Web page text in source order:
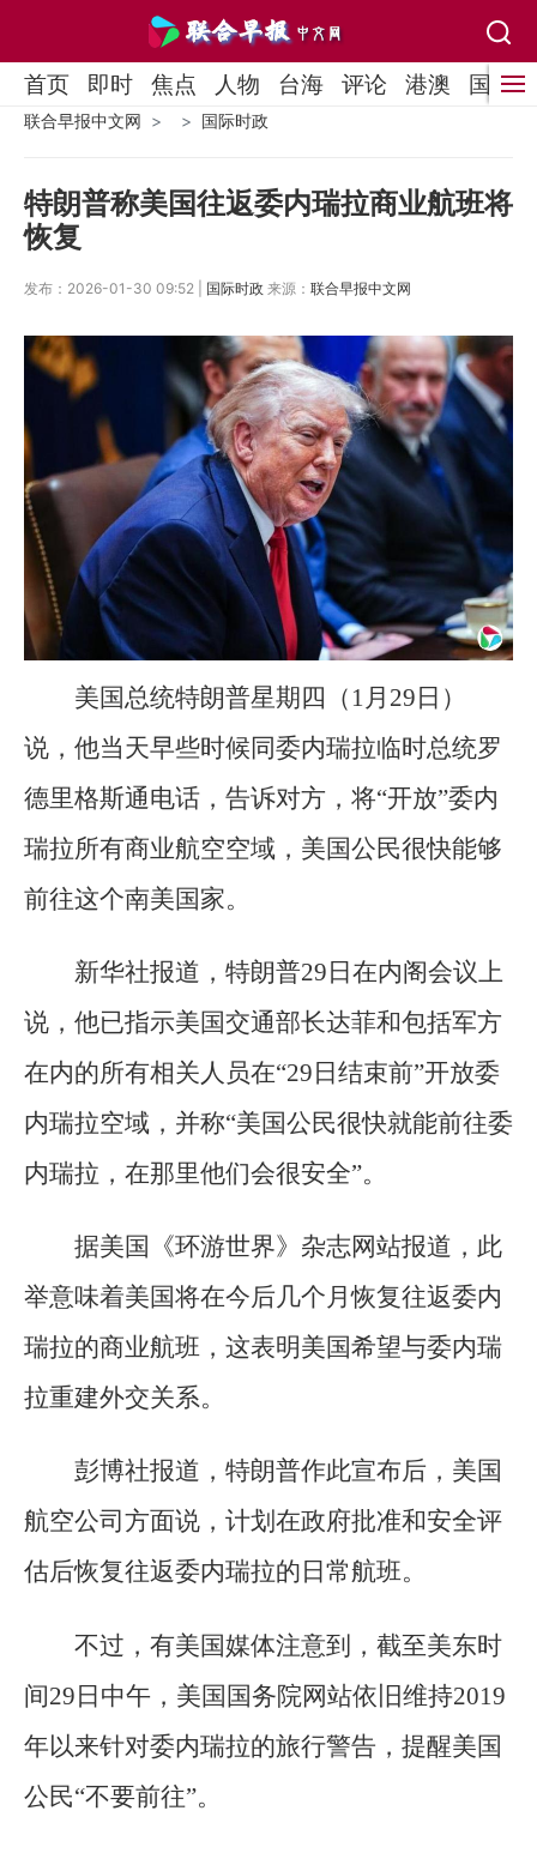
首页 即时 焦点 人物 台海 评论 港澳 国际
联合早报中文网 国际时政
特朗普称美国往返委内瑞拉商业航班将
恢复
发布：2026-01-30 09:52 | 国际时政 来源： 联合早报中文网
美国总统特朗普星期四（1月29日）
说，他当天早些时候同委内瑞拉临时总统罗
德里格斯通电话，告诉对方，将“开放”委内
瑞拉所有商业航空空域，美国公民很快能够
前往这个南美国家。
新华社报道，特朗普29日在内阁会议上
说，他已指示美国交通部长达菲和包括军方
在内的所有相关人员在“29日结束前”开放委
内瑞拉空域，并称“美国公民很快就能前往委
内瑞拉，在那里他们会很安全”。
据美国《环游世界》杂志网站报道，此
举意味着美国将在今后几个月恢复往返委内
瑞拉的商业航班，这表明美国希望与委内瑞
拉重建外交关系。
彭博社报道，特朗普作此宣布后，美国
航空公司方面说，计划在政府批准和安全评
估后恢复往返委内瑞拉的日常航班。
不过，有美国媒体注意到，截至美东时
间29日中午，美国国务院网站依旧维持2019
年以来针对委内瑞拉的旅行警告，提醒美国
公民“不要前往”。